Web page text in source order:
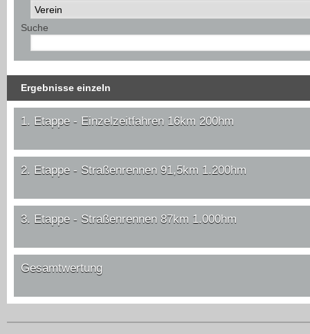
Suche
Ergebnisse einzeln
1. Etappe - Einzelzeitfahren 16km 200hm
2. Etappe - Straßenrennen 91,5km 1.200hm
3. Etappe - Straßenrennen 87km 1.000hm
Gesamtwertung